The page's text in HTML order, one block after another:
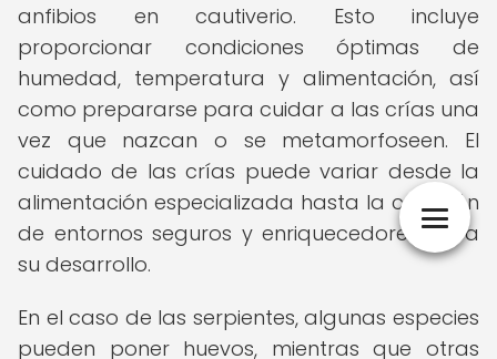
anfibios en cautiverio. Esto incluye
proporcionar condiciones óptimas de
humedad, temperatura y alimentación, así
como prepararse para cuidar a las crías una
vez que nazcan o se metamorfoseen. El
cuidado de las crías puede variar desde la
alimentación especializada hasta la creación
de entornos seguros y enriquecedores para
su desarrollo.
En el caso de las serpientes, algunas especies
pueden poner huevos, mientras que otras